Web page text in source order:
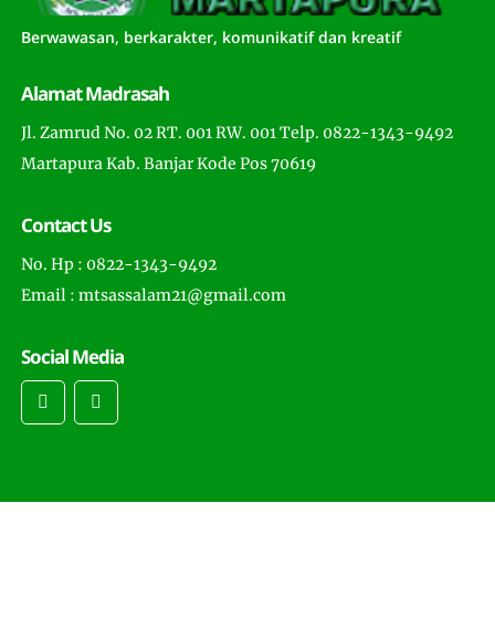
Berwawasan, berkarakter, komunikatif dan kreatif
Alamat Madrasah
Jl. Zamrud No. 02 RT. 001 RW. 001 Telp. 0822-1343-9492
Martapura Kab. Banjar Kode Pos 70619
Contact Us
No. Hp : 0822-1343-9492
Email : mtsassalam21@gmail.com
Social Media